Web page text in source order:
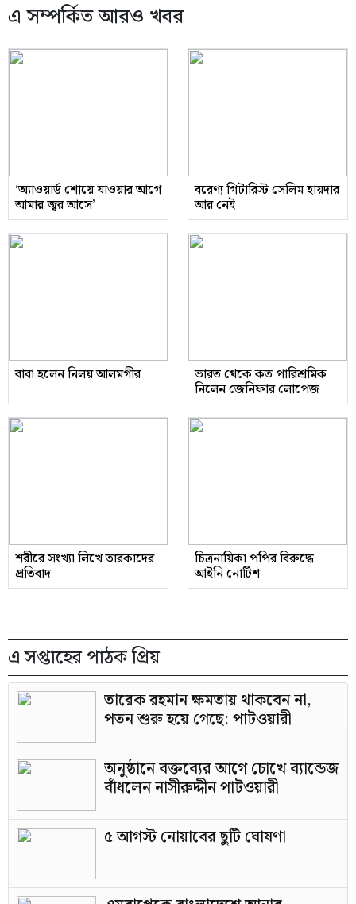
এ সম্পর্কিত আরও খবর
‘অ্যাওয়ার্ড শোয়ে যাওয়ার আগে
আমার জ্বর আসে’
বরেণ্য গিটারিস্ট সেলিম হায়দার
আর নেই
বাবা হলেন নিলয় আলমগীর ভারত থেকে কত পারিশ্রমিক
নিলেন জেনিফার লোপেজ
শরীরে সংখ্যা লিখে তারকাদের
প্রতিবাদ
চিত্রনায়িকা পপির বিরুদ্ধে
আইনি নোটিশ
এ সপ্তাহের পাঠক প্রিয়
তারেক রহমান ক্ষমতায় থাকবেন না,
পতন শুরু হয়ে গেছে: পাটওয়ারী
অনুষ্ঠানে বক্তব্যের আগে চোখে ব্যান্ডেজ
বাঁধলেন নাসীরুদ্দীন পাটওয়ারী
৫ আগস্ট নোয়াবের ছুটি ঘোষণা